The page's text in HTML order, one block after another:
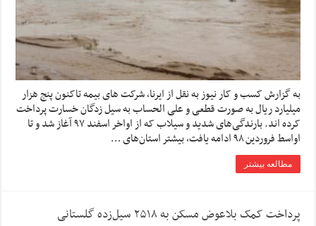
به گزارش کسب و کار نیوز به نقل از ایرنا، شرکت های بیمه تاکنون پنج هزار
میلیارد ریال به صورت قطعی و علی الحساب به سیل زدگان خسارت پرداخت
کرده اند. بارندگی‌های شدید و سیلاب که از اواخر اسفند ۹۷ آغاز شد و تا
اواسط فروردین ۹۸ ادامه یافت، بیشتر استان‌های …
مطالعه بیشتر
پرداخت کمک بلاعوض مسکن به ۲۵۱۸ سیل‌زده گلستانی